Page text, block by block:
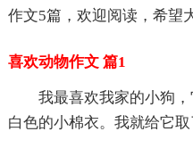
作文5篇，欢迎阅读，希望
喜欢动物作文 篇1
我最喜欢我家的小狗
白色的小棉衣。我就给它取